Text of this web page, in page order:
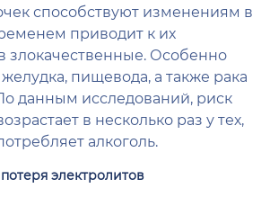
способствуют изменениям в
приводит к их
Особенно
пищевода, а также рака
данным исследований, риск
в несколько раз у тех,
алкоголь.
электролитов